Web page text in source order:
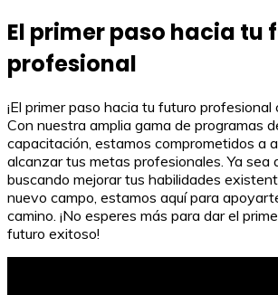
El primer paso hacia tu
profesional
¡El primer paso hacia tu futuro profesional
Con nuestra amplia gama de programas
capacitación, estamos comprometidos a
alcanzar tus metas profesionales. Ya sea
buscando mejorar tus habilidades
nuevo campo, estamos aquí para
camino. ¡No esperes más para dar el
futuro exitoso!